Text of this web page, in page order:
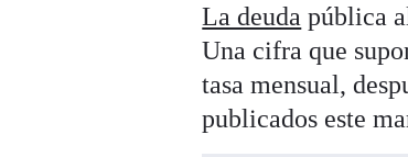
La deuda pública
Una cifra que
tasa mensual,
publicados este